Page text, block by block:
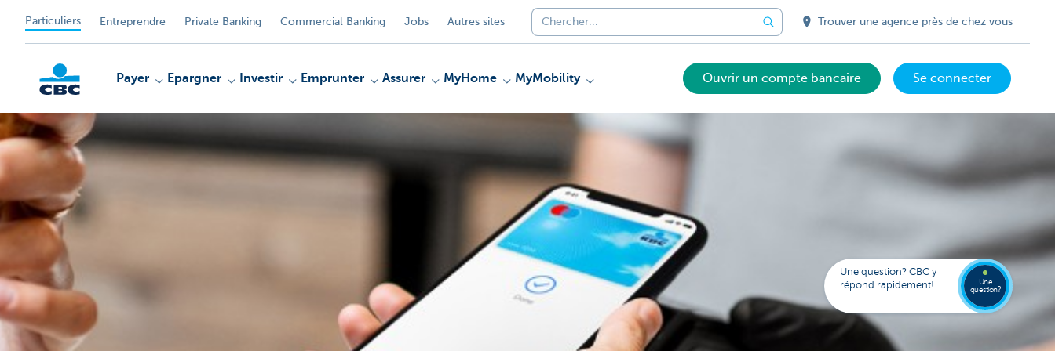
Particuliers Entreprendre Private Banking Commercial Banking Jobs Autres sites Trouver une agence près de chez vous
Particulieren
Payer Epargner Investir Emprunter Assurer MyHome MyMobility Ouvrir un compte bancaire Se connecter
Une question? CBC y
répond rapidement!
Une
question?
Votre
digital
Kate
une